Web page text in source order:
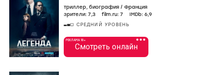
триллер, биография / Франция
зрители: 7,3 film.ru: 7 IMDb: 6,9
СРЕДНИЙ УРОВЕНЬ
•••
РЕКЛАМА 18+
Смотреть онлайн